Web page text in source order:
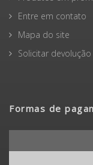
Produtos por marca
Comprar vale
Produtos em
Solicitar devolução